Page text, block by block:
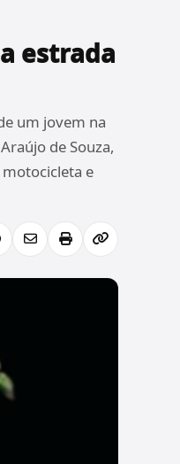
estrada
um jovem na
de Souza,
e